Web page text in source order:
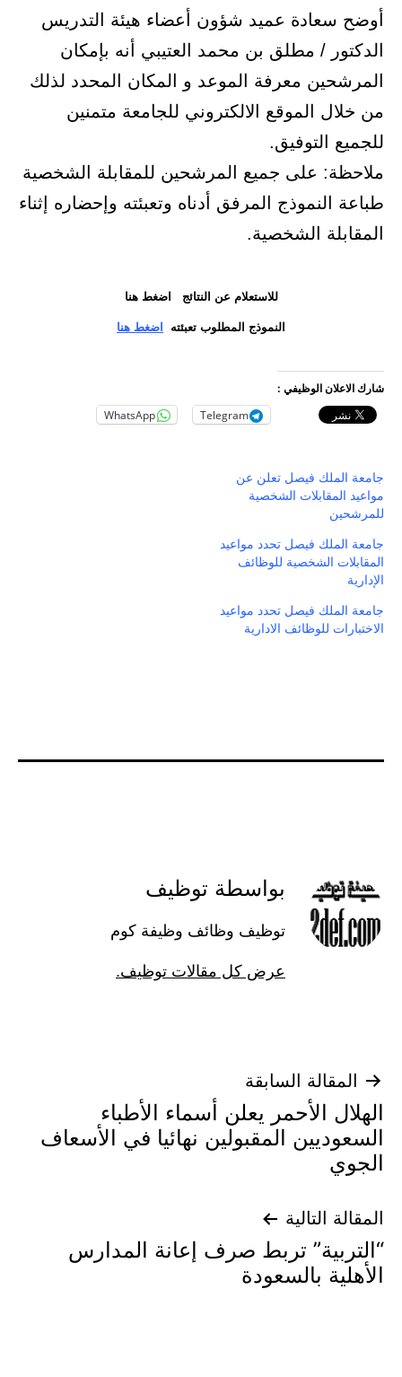
أوضح سعادة عميد شؤون أعضاء هيئة التدريس
الدكتور / مطلق بن محمد العتيبي أنه بإمكان
المرشحين معرفة الموعد و المكان المحدد لذلك
من خلال الموقع الالكتروني للجامعة متمنين
للجميع التوفيق.
ملاحظة: على جميع المرشحين للمقابلة الشخصية
طباعة النموذج المرفق أدناه وتعبئته وإحضاره إثناء
المقابلة الشخصية.
للاستعلام عن النتائج اضغط هنا
النموذج المطلوب تعبئته اضغط هنا
شارك الاعلان الوظيفي :
Telegram
WhatsApp
جامعة الملك فيصل تعلن عن
مواعيد المقابلات الشخصية
للمرشحين
جامعة الملك فيصل تحدد مواعيد
المقابلات الشخصية للوظائف
الإدارية
جامعة الملك فيصل تحدد مواعيد
الاختبارات للوظائف الادارية
بواسطة توظيف
توظيف وظائف وظيفة كوم
عرض كل مقالات توظيف.
تصفّح
المقالات
المقالة السابقة
الهلال الأحمر يعلن أسماء الأطباء
السعوديين المقبولين نهائيا في الأسعاف
الجوي
المقالة التالية
“التربية” تربط صرف إعانة المدارس
الأهلية بالسعودة